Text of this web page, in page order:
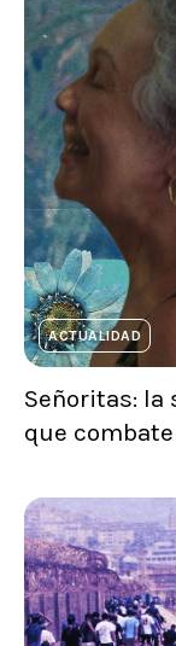
ACTUALIDAD
Señoritas: la
que